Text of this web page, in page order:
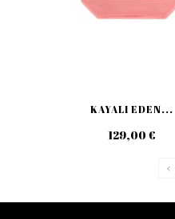
KAYALI EDEN...
129,00 €